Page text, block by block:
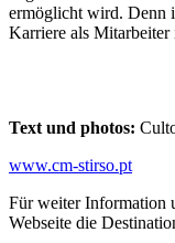
ermöglicht wird. Denn
Karriere als Mitarbeiter
Text und photos:
www.cm-stirso.pt
Für weiter Information
Webseite die